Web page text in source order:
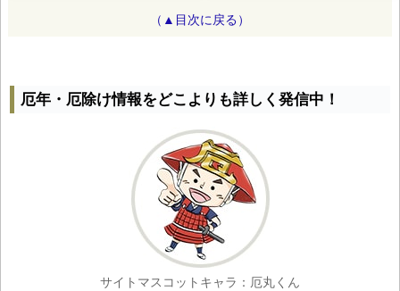
（▲目次に戻る）
厄年・厄除け情報をどこよりも詳しく発信中！
サイトマスコットキャラ：厄丸くん